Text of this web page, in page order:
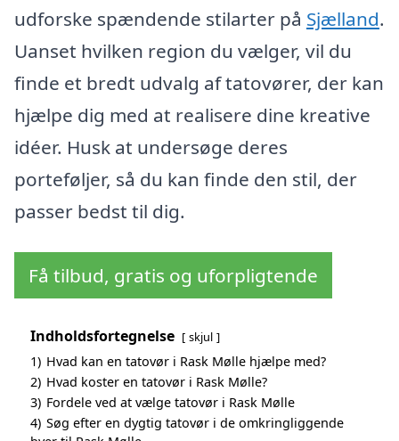
udforske spændende stilarter på Sjælland.
Uanset hvilken region du vælger, vil du
finde et bredt udvalg af tatovører, der kan
hjælpe dig med at realisere dine kreative
idéer. Husk at undersøge deres
porteføljer, så du kan finde den stil, der
passer bedst til dig.
Få tilbud, gratis og uforpligtende
Indholdsfortegnelse skjul
1) Hvad kan en tatovør i Rask Mølle hjælpe med?
2) Hvad koster en tatovør i Rask Mølle?
3) Fordele ved at vælge tatovør i Rask Mølle
4) Søg efter en dygtig tatovør i de omkringliggende